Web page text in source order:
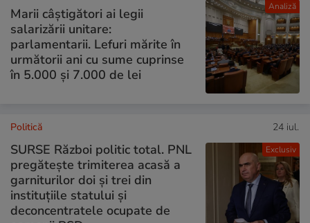
Analiză
Marii câștigători ai legii
salarizării unitare:
parlamentarii. Lefuri mărite în
următorii ani cu sume cuprinse
în 5.000 și 7.000 de lei
Exclusiv
Politică 24 iul.
SURSE Război politic total. PNL
pregătește trimiterea acasă a
garniturilor doi și trei din
instituțiile statului și
deconcentratele ocupate de